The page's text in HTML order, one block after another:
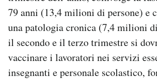
79 anni (13,4 milioni di persone) e
una patologia cronica (7,4 milioni
il secondo e il terzo trimestre si
vaccinare i lavoratori nei servizi
insegnanti e personale scolastico,